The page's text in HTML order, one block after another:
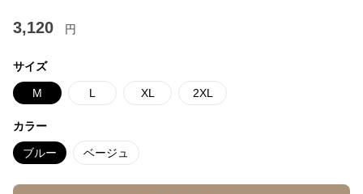
3,120 円
サイズ
M L XL 2XL
カラー
ブルー ベージュ